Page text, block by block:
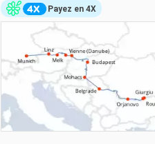
Payez en 4X